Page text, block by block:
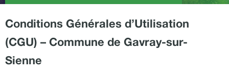
Conditions Générales d’Utilisation
(CGU) – Commune de Gavray-sur-
Sienne